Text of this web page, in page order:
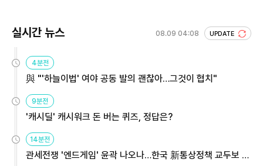
실시간 뉴스 08.09 04:08 UPDATE
4분전
與 "'하늘이법' 여야 공동 발의 괜찮아…그것이 협치"
9분전
'캐시딜' 캐시워크 돈 버는 퀴즈, 정답은?
14분전
관세전쟁 '엔드게임' 윤곽 나오나…한국 新통상정책 교두보 활